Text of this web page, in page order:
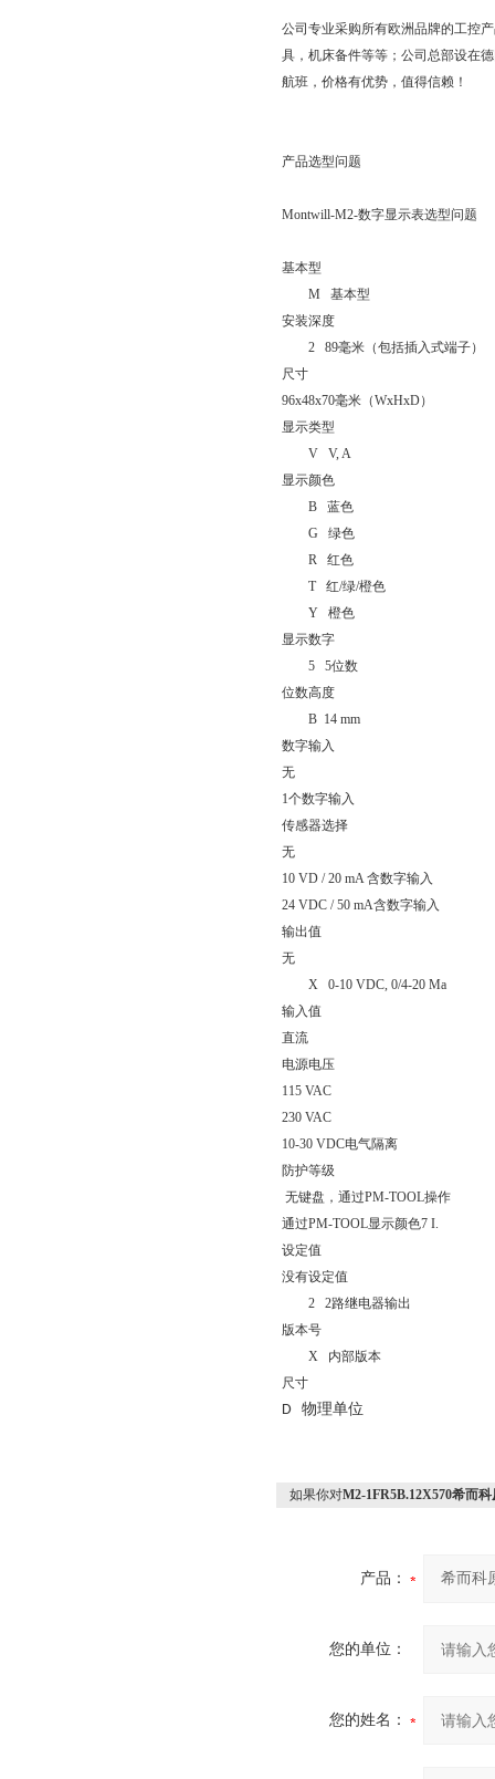
公司专业采购所有欧洲品牌的工控
具，机床备件等等；公司总部设在
航班，价格有优势，值得信赖！
产品选型问题
Montwill-M2-数字显示表选型问题
基本型
M 基本型
安装深度
2 89毫米（包括插入式端子）
尺寸
96x48x70毫米（WxHxD）
显示类型
V V, A
显示颜色
B 蓝色
G 绿色
R 红色
T 红/绿/橙色
Y 橙色
显示数字
5 5位数
位数高度
B 14 mm
数字输入
无
1个数字输入
传感器选择
无
10 VD / 20 mA含数字输入
24 VDC / 50 mA含数字输入
输出值
无
X 0-10 VDC, 0/4-20 Ma
输入值
直流
电源电压
115 VAC
230 VAC
10-30 VDC电气隔离
防护等级
无键盘，通过PM-TOOL操作
通过PM-TOOL显示颜色7 I.
设定值
没有设定值
2 2路继电器输出
版本号
X 内部版本
尺寸
D 物理单位
如果你对M2-1FR5B.12X570希而
产品：
您的单位：
您的姓名：